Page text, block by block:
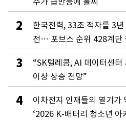
2
한국전력, 33조 적자를 3
전… 포브스 순위 428계단
3
“SK텔레콤, AI 데이터센
이상 상승 전망”
4
이차전지 인재들의 열기
‘2026 K-배터리 청소년 아